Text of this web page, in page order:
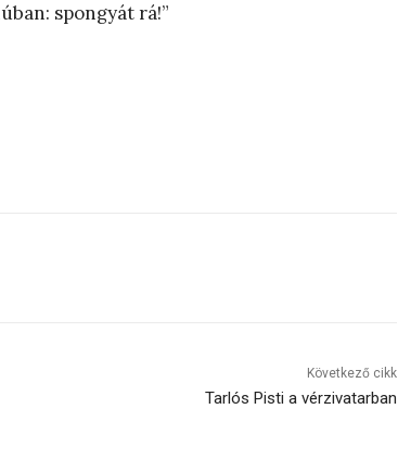
spongyát rá!”
Következő cikk
Tarlós Pisti a vérzivatarban